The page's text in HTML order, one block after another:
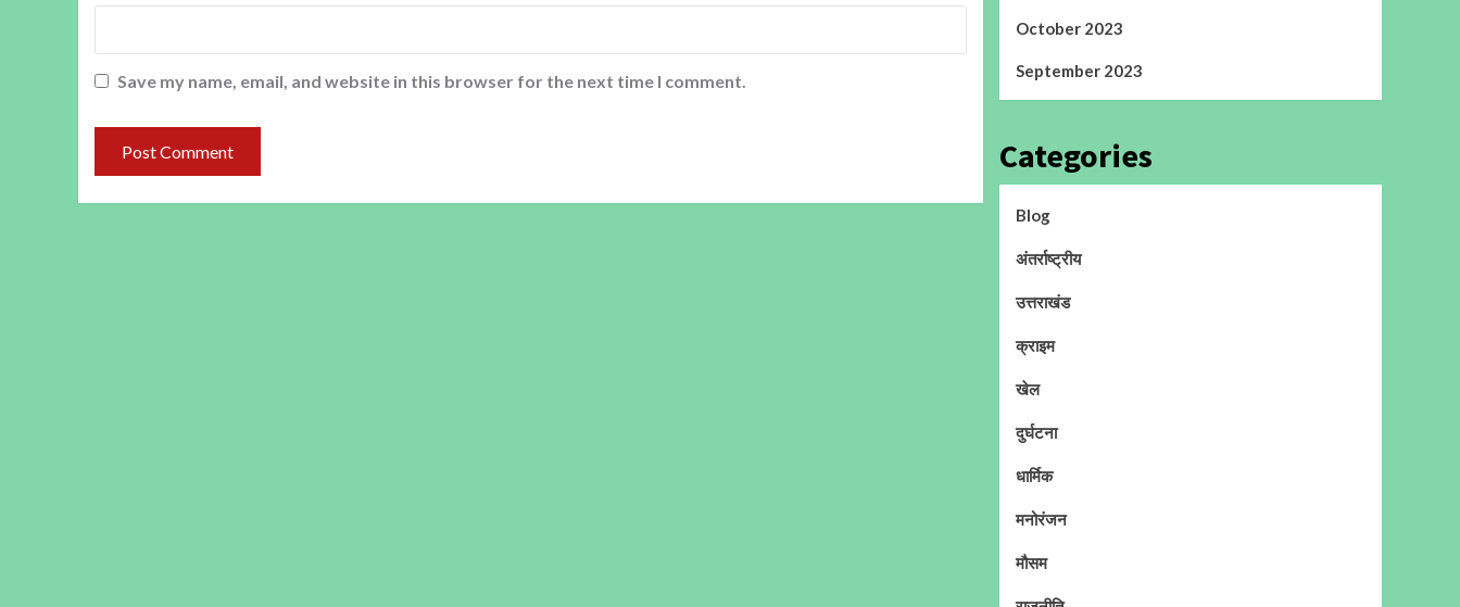
Save my name, email, and website in this browser for the next time I comment.
October 2023
September 2023
Categories
Blog
अंतर्राष्ट्रीय
उत्तराखंड
क्राइम
खेल
दुर्घटना
धार्मिक
मनोरंजन
मौसम